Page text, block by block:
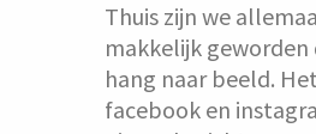
Thuis zijn we
makkelijk geworden
hang naar beeld.
facebook en